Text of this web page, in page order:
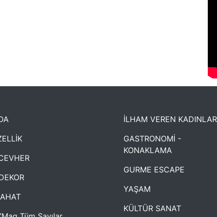
İLHAM VEREN KADINLAR
GASTRONOMİ -
KONAKLAMA
GURME ESCAPE
YAŞAM
KÜLTÜR SANAT